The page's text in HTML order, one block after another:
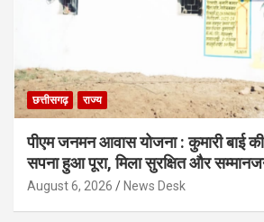
छत्तीसगढ़ राज्य
पीएम जनमन आवास योजना : कुमारी बाई
सपना हुआ पूरा, मिला सुरक्षित और
August 6, 2026 News Desk